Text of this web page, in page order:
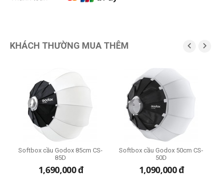
KHÁCH THƯỜNG MUA THÊM  
Softbox cầu Godox 85cm CS-
85D
1,690,000đ
Softbox cầu Godox 50cm CS-
50D
1,090,000đ